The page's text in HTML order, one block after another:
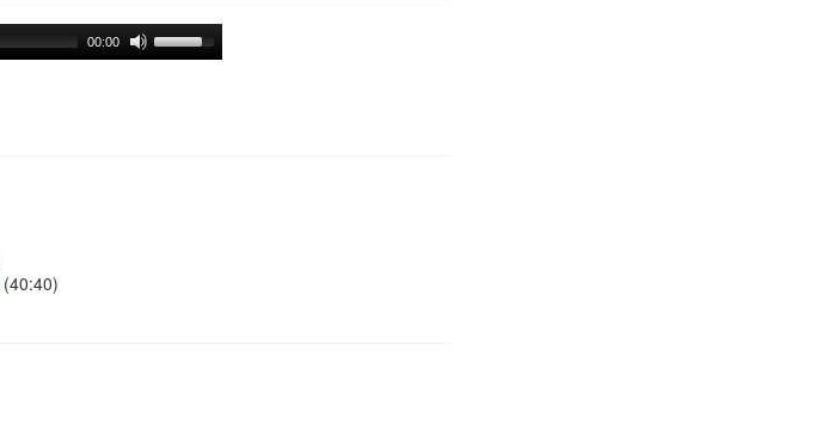
00:00
(40:40)